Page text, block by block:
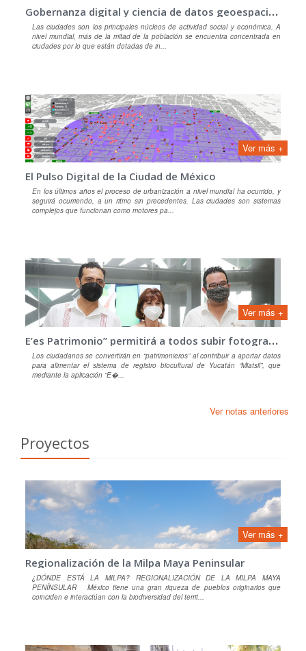
Ver notas anteriores
G
obernanza digital y ciencia de datos geoespaciales
Las ciudades son los principales núcleos de actividad social y económica. A
nivel mundial, más de la mitad de la población se encuentra concentrada en
ciudades por lo que están dotadas de in...
Ver más +
El Pulso Digital de la Ciudad de México
En los últimos años el proceso de urbanización a nivel mundial ha ocurrido, y
seguirá ocurriendo, a un ritmo sin precedentes. Las ciudades son sistemas
complejos que funcionan como motores pa...
Ver más +
E
’es Patrimonio” permitirá a todos subir fotografías
Los ciudadanos se convertirán en “patrimonieros” al contribuir a aportar datos
para alimentar el sistema de registro biocultural de Yucatán “Miatsil”, que
mediante la aplicación “E�...
Proyectos
Ver más +
Regionalización de la Milpa Maya Peninsular
¿DÓNDE ESTÁ LA MILPA? REGIONALIZACIÓN DE LA MILPA MAYA
PENÍNSULAR México tiene una gran riqueza de pueblos originarios que
coinciden e interactúan con la biodiversidad del territ...